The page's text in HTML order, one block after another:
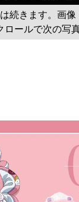
続きます。画像
ロールで次の写